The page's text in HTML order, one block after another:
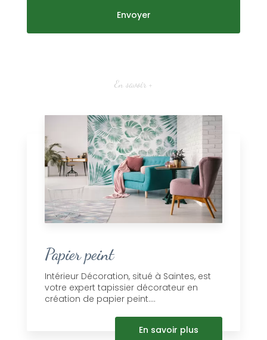
En savoir +
Papier peint
Intérieur Décoration, situé à Saintes, est
votre expert tapissier décorateur en
création de papier peint....
En savoir plus